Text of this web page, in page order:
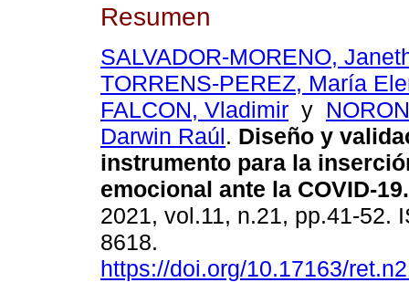
Resumen
SALVADOR-MORENO,
TORRENS-PEREZ, María
FALCON, Vladimir y
Darwin Raúl. Diseño y
instrumento para la
emocional ante la COVID-19.
2021, vol.11, n.21, pp.41-52.
8618.
https://doi.org/10.17163/